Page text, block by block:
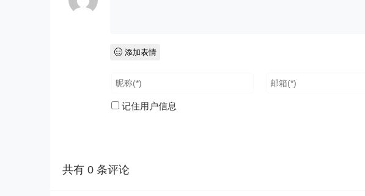
添加表情
记住用户信息
共有 0 条评论